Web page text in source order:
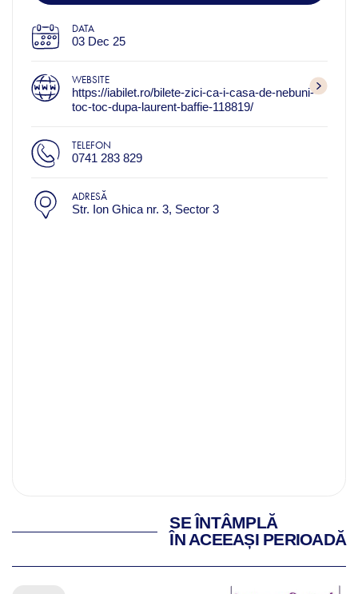
DATA
03 Dec 25
WEBSITE
https://iabilet.ro/bilete-zici-ca-i-casa-de-nebuni-
toc-toc-dupa-laurent-baffie-118819/
TELEFON
0741 283 829
ADRESĂ
Str. Ion Ghica nr. 3, Sector 3
SE ÎNTÂMPLĂ
ÎN ACEEAȘI PERIOADĂ